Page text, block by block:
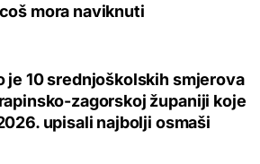
mora naviknuti
je 10 srednjoškolskih smjerova
zagorskoj županiji koje
upisali najbolji osmaši